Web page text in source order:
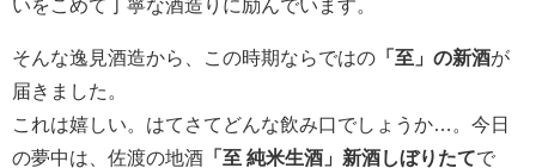
いをこめて丁寧な酒造りに励んでいます。
そんな逸見酒造から、この時期ならではの 「至」の新酒が
届きました。
これは嬉しい。はてさてどんな飲み口でしょうか…。今日
の夢中は、佐渡の地酒 「至 純米生酒」新酒しぼりたてで